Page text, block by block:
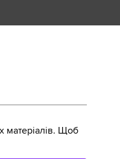
матеріалів. Щоб